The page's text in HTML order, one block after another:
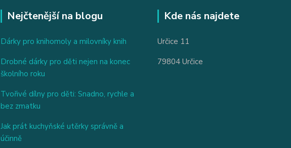
Nejčtenější na blogu
Dárky pro knihomoly a milovníky knih
Drobné dárky pro děti nejen na konec
školního roku
Tvořivé dílny pro děti: Snadno, rychle a
bez zmatku
Jak prát kuchyňské utěrky správně a
účinně
Kde nás najdete
Určice 11
79804 Určice